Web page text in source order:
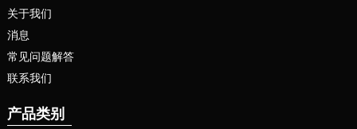
关于我们
消息
常见问题解答
联系我们
产品类别